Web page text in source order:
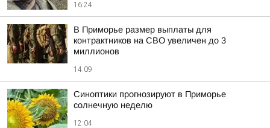
16:24
В Приморье размер выплаты для
контрактников на СВО увеличен до 3
миллионов
14:09
Синоптики прогнозируют в Приморье
солнечную неделю
12:04